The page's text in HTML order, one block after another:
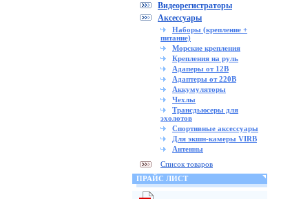
Видеорегистраторы
Аксессуары
Наборы (крепление +
питание)
Морские крепления
Крепления на руль
Адаперы от 12В
Адаптеры от 220В
Аккумуляторы
Чехлы
Трансдьюсеры для
эхолотов
Спортивные аксессуары
Для экшн-камеры VIRB
Антенны
Список товаров
ПРАЙС ЛИСТ